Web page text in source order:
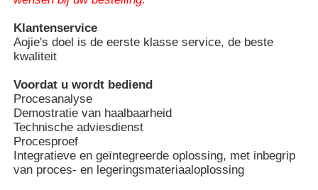
Ongeveer ons
Fabrieksreis
Kwaliteitscontrole
Contacteer ons
3200 × 1800 ×
Klantenservice
Aojie's doel is de eerste klasse service, de beste
kwaliteit
Voordat u wordt bediend
Procesanalyse
Demostratie van haalbaarheid
Technische adviesdienst
Procesproef
Integratieve en geïntegreerde oplossing, met inbegrip
van proces- en legeringsmateriaaloplossing